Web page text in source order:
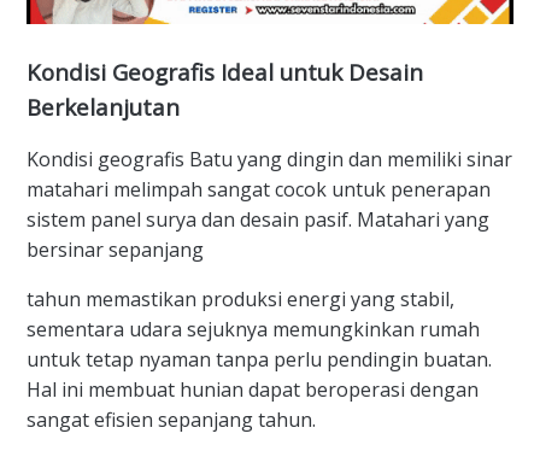
Kondisi Geografis Ideal untuk Desain
Berkelanjutan
Kondisi geografis Batu yang dingin dan memiliki sinar
matahari melimpah sangat cocok untuk penerapan
sistem panel surya dan desain pasif. Matahari yang
bersinar sepanjang
tahun memastikan produksi energi yang stabil,
sementara udara sejuknya memungkinkan rumah
untuk tetap nyaman tanpa perlu pendingin buatan.
Hal ini membuat hunian dapat beroperasi dengan
sangat efisien sepanjang tahun.